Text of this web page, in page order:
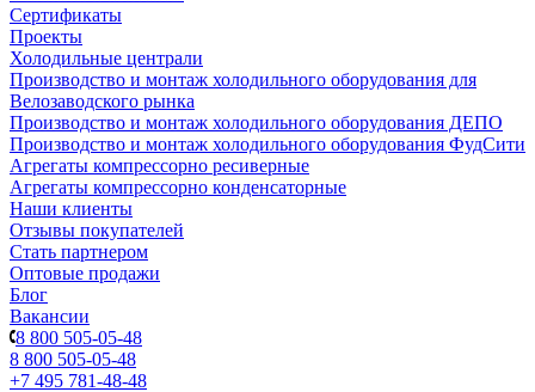
Сертификаты
Проекты
Холодильные централи
Производство и монтаж холодильного оборудования для
Велозаводского рынка
Производство и монтаж холодильного оборудования ДЕПО
Производство и монтаж холодильного оборудования ФудСити
Агрегаты компрессорно ресиверные
Агрегаты компрессорно конденсаторные
Наши клиенты
Отзывы покупателей
Стать партнером
Оптовые продажи
Блог
Вакансии
8 800 505-05-48
8 800 505-05-48
+7 495 781-48-48